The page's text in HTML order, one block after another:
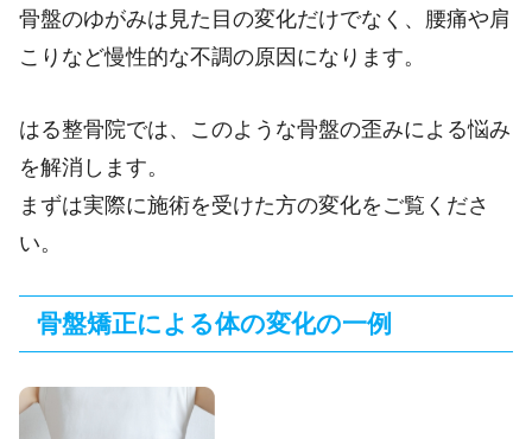
骨盤のゆがみは見た目の変化だけでなく、腰痛や肩
こりなど慢性的な不調の原因になります。
はる整骨院では、このような骨盤の歪みによる悩み
を解消します。
まずは実際に施術を受けた方の変化をご覧くださ
い。
骨盤矯正による体の変化の一例